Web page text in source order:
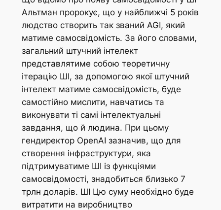
Альтман пророкує, що у найближчі 5 років
людство створить так званий AGI, який
матиме самосвідомість. За його словами,
загальний штучний інтелект
представлятиме собою теоретичну
ітерацію ШІ, за допомогою якої штучний
інтелект матиме самосвідомість, буде
самостійно мислити, навчатись та
виконувати ті самі інтелектуальні
завдання, що й людина. При цьому
гендиректор OpenAI зазначив, що для
створення інфраструктури, яка
підтримуватиме ШІ із функціями
самосвідомості, знадобиться близько 7
трлн доларів. ШІ Цю суму необхідно буде
витратити на виробництво